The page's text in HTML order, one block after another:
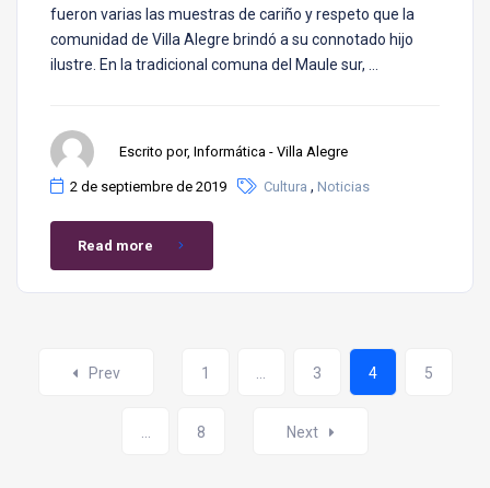
fueron varias las muestras de cariño y respeto que la
comunidad de Villa Alegre brindó a su connotado hijo
ilustre. En la tradicional comuna del Maule sur, …
Escrito por, Informática - Villa Alegre
2 de septiembre de 2019 Cultura , Noticias
Read more
Prev 1 … 3 4 5
… 8 Next